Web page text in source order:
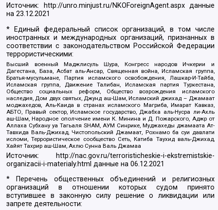
Источник: http://unro.minjust.ru/NKOForeignAgent.aspxданные
на23.12.2021
* Единый федеральный список организаций, в том числе
иностранных и международных организаций, признанных в
соответствии с законодательством Российской Федерации
террористическими:
Высший военный Маджлисуль Шура, Конгресс народов Ичкерии и
Дагестана, База, Асбат аль-Ансар, Священная война, Исламская группа,
Братья-мусульмане, Партия исламского освобождения, Лашкар-И-Тайба,
Исламская группа, Движение Талибан, Исламская партия Туркестана,
Общество социальных реформ, Общество возрождения исламского
наследия, Дом двух святых, Джунд аш-Шам, Исламский джихад – Джамаат
моджахедов, Аль-Каида в странах исламского Магриба, Имарат Кавказ,
АБТО, Правый сектор, Исламское государство, Джабха аль-Нусра ли-Ахль
аш-Шам, Народное ополчение имени К. Минина и Д. Пожарского, Аджр от
Аллаха Субхану уа Тагьаля SHAM, АУМ Синрике, Муджахеды джамаата Ат-
Тавхида Валь-Джихад, Чистопольский Джамаат, Рохнамо ба суи давлати
исломи, Террористическое сообщество Сеть, Катиба Таухид валь-Джихад,
Хайят Тахрир аш-Шам, Ахлю Сунна Валь Джамаа
Источник:
http://nac.gov.ru/terroristicheskie-i-ekstremistskie-
organizacii-i-materialy.html данные на06.12.2021
* Перечень общественных объединений и религиозных
организаций в отношении которых судом принято
вступившее в законную силу решение о ликвидации или
запрете деятельности: